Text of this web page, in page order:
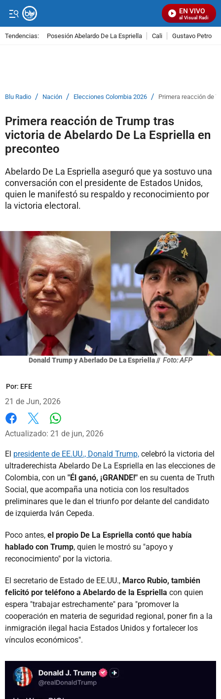
EN VIVO
Señal Visual Radio
Tendencias: Posesión Abelardo De La Espriella Cali Gustavo Petro
Blu Radio / Nación / Elecciones Colombia 2026 / Primera reacción de
Primera reacción de Trump tras
victoria de Abelardo De La Espriella en
preconteo
Abelardo De La Espriella aseguró que ya sostuvo una
conversación con el presidente de Estados Unidos,
quien le manifestó su respaldo y reconocimiento por
la victoria electoral.
Donald Trump y Aberlado De La Espriella // Foto: AFP
Por: EFE
21 de Jun, 2026
Facebook
X
Actualizado: 21 de jun, 2026
El presidente de EE.UU., Donald Trump, celebró la victoria del
ultraderechista Abelardo De La Espriella en las elecciones de
Colombia, con un "Él ganó, ¡GRANDE!" en su cuenta de Truth
Social, que acompaña una noticia con los resultados
preliminares que le dan el triunfo por delante del candidato
de izquierda Iván Cepeda.
Poco antes, el propio De La Espriella contó que había
hablado con Trump, quien le mostró su "apoyo y
reconocimiento" por la victoria.
El secretario de Estado de EE.UU., Marco Rubio, también
felicitó por teléfono a Abelardo de la Espriella con quien
espera "trabajar estrechamente" para "promover la
cooperación en materia de seguridad regional, poner fin a la
inmigración ilegal hacia Estados Unidos y fortalecer los
vínculos económicos".